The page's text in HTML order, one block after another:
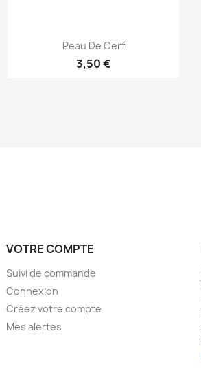
Aperçu rapide
Peau De Cerf
3,50 €
VOTRE COMPTE
Suivi de commande
Connexion
Créez votre compte
Mes alertes